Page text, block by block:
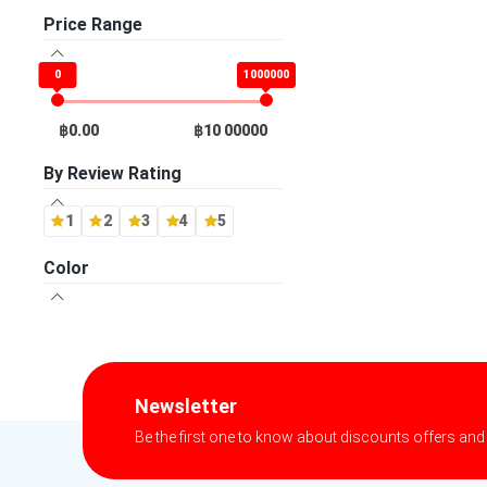
Playstation (PS4) 0
Playstation (PS3) 1
Playstation (PS2)
Playstation (PS1)
Price Range
0 1000000
฿0.00 ฿10 00000
By Review Rating
1 2 3 4 5
Color
Newsletter
Be the first one to know about discounts offers and